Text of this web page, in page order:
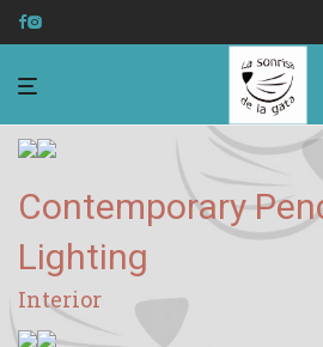
Contemporary
Lighting
Interior